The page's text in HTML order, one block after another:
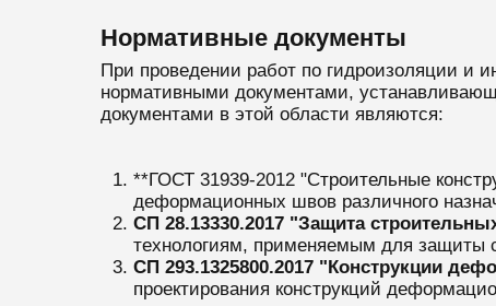
Нормативные документы
При проведении работ по гидроизоляции и
нормативными документами,
документами в этой области являются:
**ГОСТ 31939-2012 "Строительные
деформационных швов различного
СП 28.13330.2017 "Защита
технологиям, применяемым для защиты
СП 293.1325800.2017 "Конструкции
проектирования конструкций